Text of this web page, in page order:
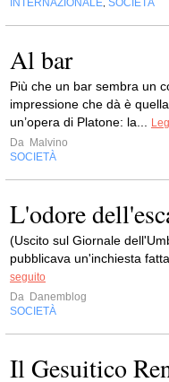
INTERNAZIONALE SOCIETÀ
Al bar
Più che un bar sembra un
impressione che dà è
un’opera di Platone: la...
Da Malvino
SOCIETÀ
L'odore
(Uscito sul Giornale
pubblicava un'inchiesta
seguito
Da Danemblog
SOCIETÀ
Il Gesuitico